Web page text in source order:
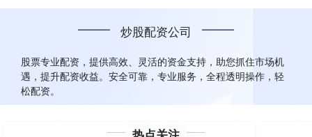
炒股配资公司
股票专业配资，提供高效、灵活的资金支持，助您抓住市场机
遇，提升配资收益。安全可靠，专业服务，全程透明操作，轻
松配资。